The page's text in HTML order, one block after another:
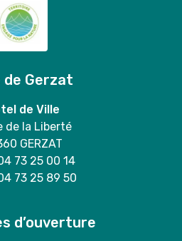
de Gerzat
de Ville
de la Liberté
GERZAT
73 25 00 14
73 25 89 50
d’ouverture